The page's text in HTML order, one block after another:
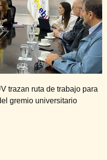
trazan ruta de trabajo para
gremio universitario